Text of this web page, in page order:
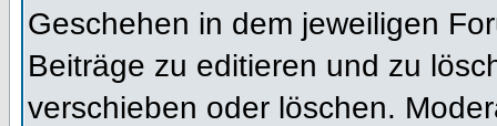
Geschehen in dem jeweiligen
Beiträge zu editieren und zu
verschieben oder löschen.